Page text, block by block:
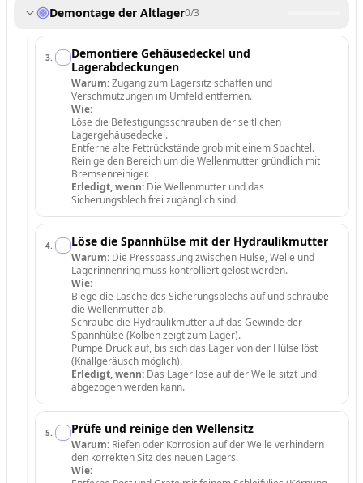
Demontage der Altlager0/3
3.
Demontiere Gehäusedeckel und
Lagerabdeckungen
Warum:Zugang zum Lagersitz schaffen und
Verschmutzungen im Umfeld entfernen.
Wie:
Löse die Befestigungsschrauben der seitlichen
Lagergehäusedeckel.
Entferne alte Fettrückstände grob mit einem Spachtel.
Reinige den Bereich um die Wellenmutter gründlich mit
Bremsenreiniger.
Erledigt, wenn: Die Wellenmutter und das
Sicherungsblech frei zugänglich sind.
4. Löse die Spannhülse mit der Hydraulikmutter
Warum: Die Presspassung zwischen Hülse, Welle und
Lagerinnenring muss kontrolliert gelöst werden.
Wie:
Biege die Lasche des Sicherungsblechs auf und schraube
die Wellenmutter ab.
Schraube die Hydraulikmutter auf das Gewinde der
Spannhülse (Kolben zeigt zum Lager).
Pumpe Druck auf, bis sich das Lager von der Hülse löst
(Knallgeräusch möglich).
Erledigt, wenn: Das Lager lose auf der Welle sitzt und
abgezogen werden kann.
5. Prüfe und reinige den Wellensitz
Warum: Riefen oder Korrosion auf der Welle verhindern
den korrekten Sitz des neuen Lagers.
Wie: